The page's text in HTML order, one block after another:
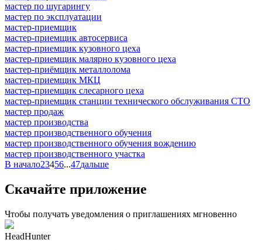
мастер по шугарингу
мастер по эксплуатации
мастер-приемщик
мастер-приемщик автосервиса
мастер-приемщик кузовного цеха
мастер-приемщик малярно кузовного цеха
мастер-приёмщик металлолома
мастер-приемщик МКЦ
мастер-приемщик слесарного цеха
мастер-приемщик станции технического обслуживания СТО
мастер продаж
мастер производства
мастер производственного обучения
мастер производственного обучения вождению
мастер производственного участка
В начало23456...47дальше
Скачайте приложение
Чтобы получать уведомления о приглашениях мгновенно
HeadHunter